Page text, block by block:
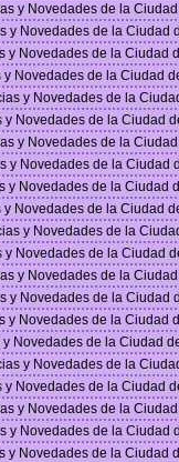
y Novedades de la
y Novedades de la Ciudad
y Novedades de la Ciudad
y Novedades de la Ciudad
y Novedades de la
y Novedades de la Ciudad
y Novedades de la
y Novedades de la Ciudad
y Novedades de la Ciudad
y Novedades de la Ciudad
y Novedades de la
y Novedades de la Ciudad
y Novedades de la
y Novedades de la Ciudad
y Novedades de la Ciudad
y Novedades de la Ciudad
y Novedades de la
y Novedades de la Ciudad
y Novedades de la
y Novedades de la Ciudad
y Novedades de la Ciudad